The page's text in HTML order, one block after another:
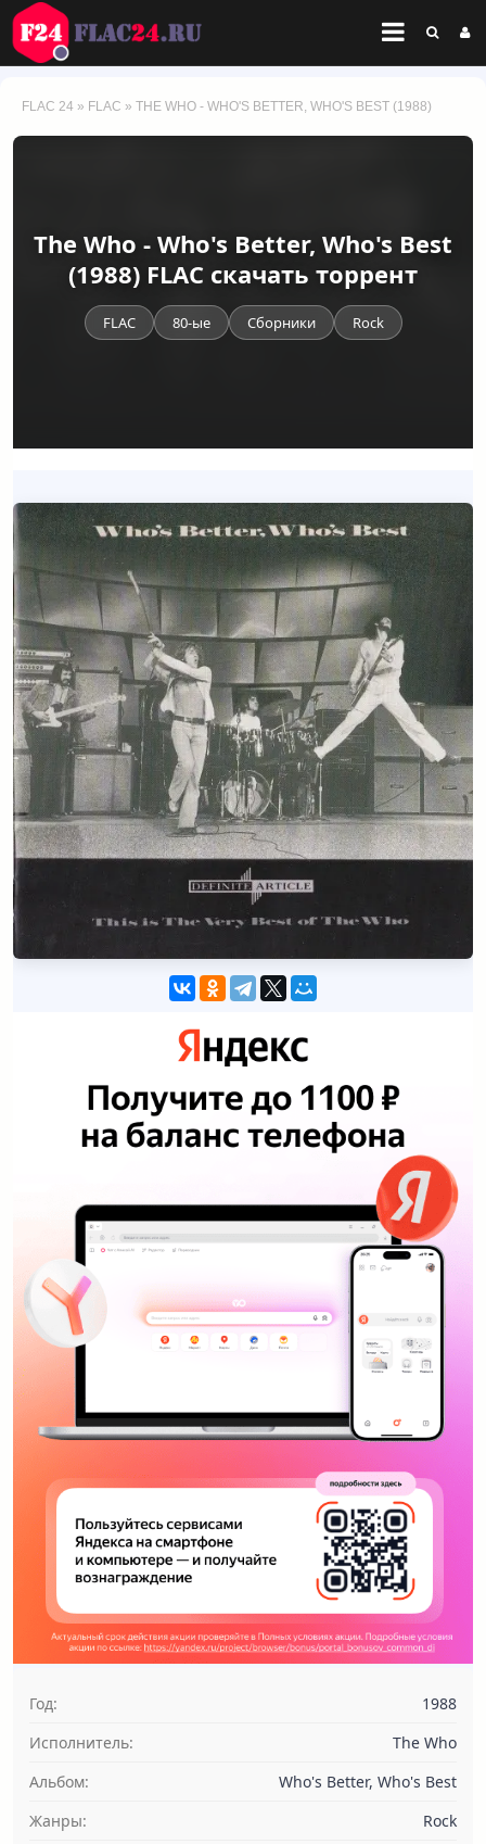
FLAC 24 » FLAC » THE WHO - WHO'S BETTER, WHO'S BEST (1988)
The Who - Who's Better, Who's Best
(1988) FLAC скачать торрент
FLAC 80-ые Сборники Rock
Год:
1988
Исполнитель:
The Who
Альбом:
Who's Better, Who's Best
Жанры:
Rock